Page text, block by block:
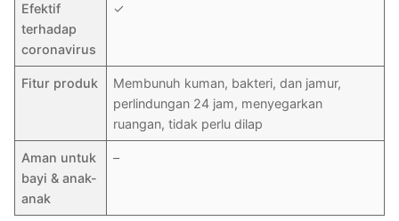
Efektif
terhadap
coronavirus
✓
Fitur produk
Membunuh kuman, bakteri, dan jamur,
perlindungan 24 jam, menyegarkan
ruangan, tidak perlu dilap
Aman untuk
bayi & anak-
anak
–